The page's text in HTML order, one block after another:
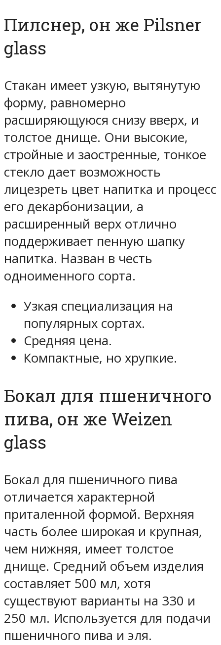
Пилснер, он же Pilsner
glass
Стакан имеет узкую, вытянутую
форму, равномерно
расширяющуюся снизу вверх, и
толстое днище. Они высокие,
стройные и заостренные, тонкое
стекло дает возможность
лицезреть цвет напитка и процесс
его декарбонизации, а
расширенный верх отлично
поддерживает пенную шапку
напитка. Назван в честь
одноименного сорта.
Узкая специализация на
популярных сортах.
Средняя цена.
Компактные, но хрупкие.
Бокал для пшеничного
пива, он же Weizen
glass
Бокал для пшеничного пива
отличается характерной
приталенной формой. Верхняя
часть более широкая и крупная,
чем нижняя, имеет толстое
днище. Средний объем изделия
составляет 500 мл, хотя
существуют варианты на 330 и
250 мл. Используется для подачи
пшеничного пива и эля.